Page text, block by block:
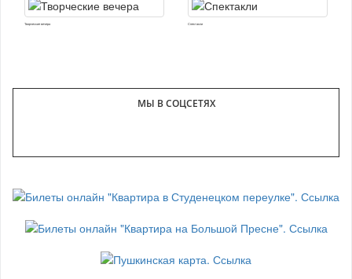
Творческие вечера Спектакли
МЫ В СОЦСЕТЯХ